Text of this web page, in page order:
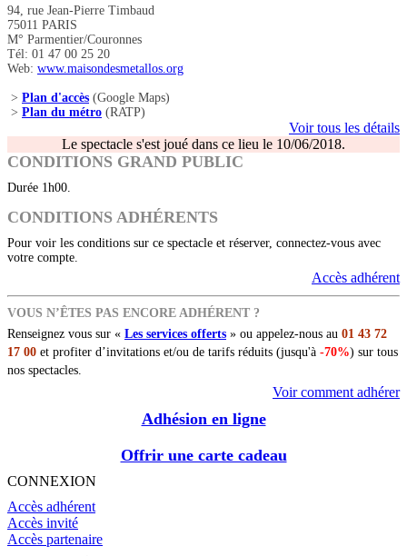
94, rue Jean-Pierre Timbaud
75011 PARIS
M° Parmentier/Couronnes
Tél: 01 47 00 25 20
Web: www.maisondesmetallos.org
> Plan d'accès (Google Maps)
> Plan du métro (RATP)
Voir tous les détails
Le spectacle s'est joué dans ce lieu le 10/06/2018.
CONDITIONS GRAND PUBLIC
Durée 1h00.
CONDITIONS ADHÉRENTS
Pour voir les conditions sur ce spectacle et réserver, connectez-vous avec
votre compte.
Accès adhérent
VOUS N’ÊTES PAS ENCORE ADHÉRENT ?
Renseignez vous sur « Les services offerts » ou appelez-nous au 01 43 72
17 00 et profiter d’invitations et/ou de tarifs réduits (jusqu'à -70%) sur tous
nos spectacles.
Voir comment adhérer
Adhésion en ligne
Offrir une carte cadeau
CONNEXION
Accès adhérent
Accès invité
Accès partenaire